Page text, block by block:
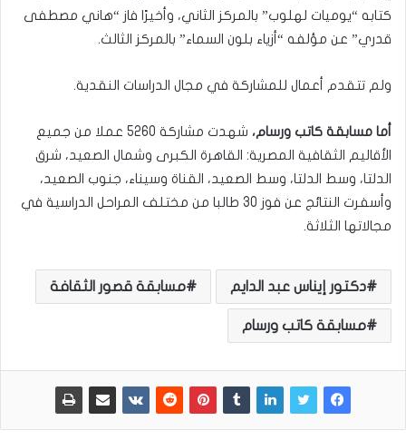
كتابه “يوميات لهلوب” بالمركز الثاني، وأخيرًا فاز “هاني مصطفى
قدري” عن مؤلفه “أزياء بلون السماء” بالمركز الثالث.
ولم تتقدم أعمال للمشاركة في مجال الدراسات النقدية.
أما مسابقة كاتب ورسام،
شهدت مشاركة 5260 عملا من جميع
الأقاليم الثقافية المصرية: القاهرة الكبرى وشمال الصعيد، شرق
الدلتا، وسط الدلتا، وسط الصعيد، القناة وسيناء، جنوب الصعيد،
وأسفرت النتائج عن فوز 30 طالبا من مختلف المراحل الدراسية في
مجالاتها الثلاثة.
دكتور إيناس عبد الدايم مسابقة قصور الثقافة
مسابقة كاتب ورسام